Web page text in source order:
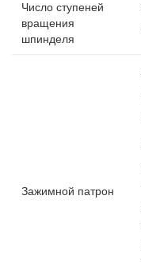
Число ступеней
вращения
шпинделя
Зажимной патрон